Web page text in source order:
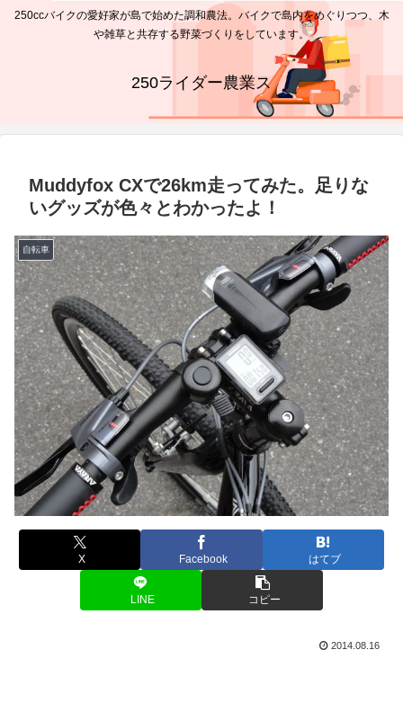
250ccバイクの愛好家が島で始めた調和農法。バイクで島内をめぐりつつ、木
や雑草と共存する野菜づくりをしています。
250ライダー農業ス
Muddyfox CXで26km走ってみた。足りな
いグッズが色々とわかったよ！
自転車
X Facebook はてブ
LINE コピー
2014.08.16